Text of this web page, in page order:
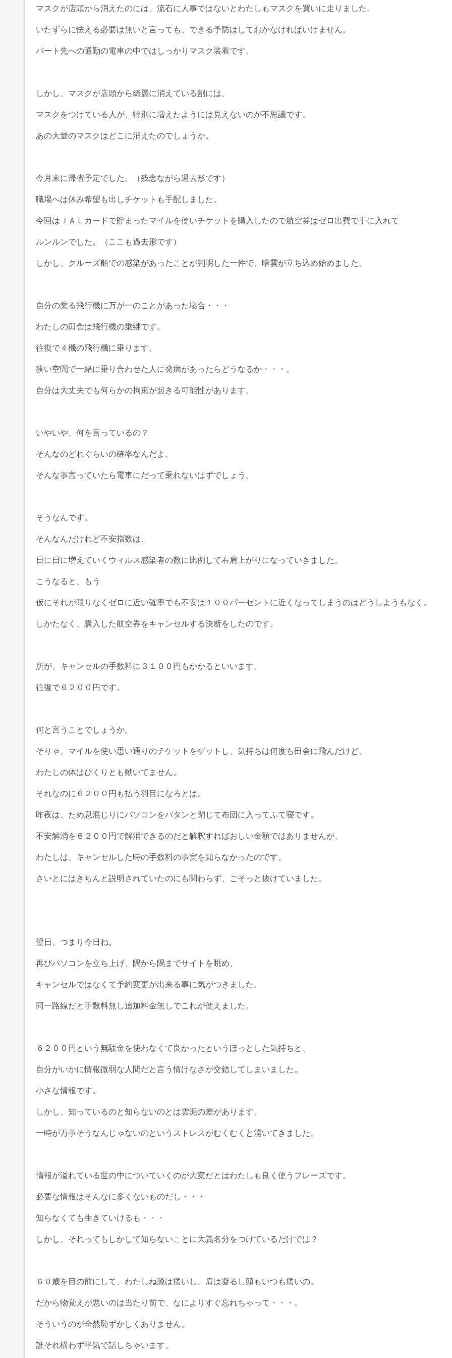
マスクが店頭から消えたのには、流石に人事ではないとわたしもマスクを買いに走りました。
いたずらに怯える必要は無いと言っても、できる予防はしておかなければいけません。
パート先への通勤の電車の中ではしっかりマスク装着です。
しかし、マスクが店頭から綺麗に消えている割には、
マスクをつけている人が、特別に増えたようには見えないのが不思議です。
あの大量のマスクはどこに消えたのでしょうか。
今月末に帰省予定でした。（残念ながら過去形です）
職場へは休み希望も出しチケットも手配しました。
今回はＪＡＬカードで貯まったマイルを使いチケットを購入したので航空券はゼロ出費で手に入れて
ルンルンでした。（ここも過去形です）
しかし、クルーズ船での感染があったことが判明した一件で、暗雲が立ち込め始めました。
自分の乗る飛行機に万が一のことがあった場合・・・
わたしの田舎は飛行機の乗継です。
往復で４機の飛行機に乗ります。
狭い空間で一緒に乗り合わせた人に発病があったらどうなるか・・・。
自分は大丈夫でも何らかの拘束が起きる可能性があります。
いやいや、何を言っているの？
そんなのどれぐらいの確率なんだよ。
そんな事言っていたら電車にだって乗れないはずでしょう。
そうなんです。
そんなんだけれど不安指数は、
日に日に増えていくウィルス感染者の数に比例して右肩上がりになっていきました。
こうなると、もう
仮にそれが限りなくゼロに近い確率でも不安は１００パーセントに近くなってしまうのはどうしようもなく。
しかたなく、購入した航空券をキャンセルする決断をしたのです。
所が、キャンセルの手数料に３１００円もかかるといいます。
往復で６２００円です。
何と言うことでしょうか。
そりゃ、マイルを使い思い通りのチケットをゲットし、気持ちは何度も田舎に飛んだけど、
わたしの体はぴくりとも動いてません。
それなのに６２００円も払う羽目になろとは。
昨夜は、ため息混じりにパソコンをパタンと閉じて布団に入ってふて寝です。
不安解消を６２００円で解消できるのだと解釈すればおしい金額ではありませんが、
わたしは、キャンセルした時の手数料の事実を知らなかったのです。
さいとにはきちんと説明されていたのにも関わらず、ごそっと抜けていました。
翌日、つまり今日ね。
再びパソコンを立ち上げ、隅から隅までサイトを眺め、
キャンセルではなくて予約変更が出来る事に気がつきました。
同一路線だと手数料無し追加料金無しでこれが使えました。
６２００円という無駄金を使わなくて良かったというほっとした気持ちと、
自分がいかに情報微弱な人間だと言う情けなさが交錯してしまいました。
小さな情報です。
しかし、知っているのと知らないのとは雲泥の差があります。
一時が万事そうなんじゃないのというストレスがむくむくと湧いてきました。
情報が溢れている世の中についていくのが大変だとはわたしも良く使うフレーズです。
必要な情報はそんなに多くないものだし・・・
知らなくても生きていけるも・・・
しかし、それってもしかして知らないことに大義名分をつけているだけでは？
６０歳を目の前にして、わたしね膝は痛いし、肩は凝るし頭もいつも痛いの。
だから物覚えが悪いのは当たり前で、なによりすぐ忘れちゃって・・・。
そういうのが全然恥ずかしくありません。
誰それ構わず平気で話しちゃいます。